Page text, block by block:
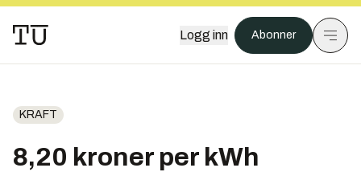
Logg inn Abonner
KRAFT
8,20 kroner per kWh